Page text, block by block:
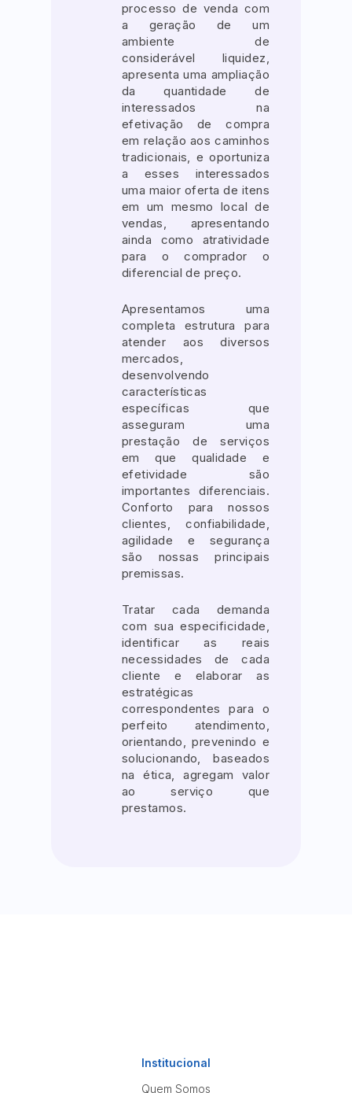
processo de venda com
a geração de um
ambiente de
considerável liquidez,
apresenta uma ampliação
da quantidade de
interessados na
efetivação de compra
em relação aos caminhos
tradicionais, e oportuniza
a esses interessados
uma maior oferta de itens
em um mesmo local de
vendas, apresentando
ainda como atratividade
para o comprador o
diferencial de preço.
Apresentamos uma
completa estrutura para
atender aos diversos
mercados,
desenvolvendo
características
específicas que
asseguram uma
prestação de serviços
em que qualidade e
efetividade são
importantes diferenciais.
Conforto para nossos
clientes, confiabilidade,
agilidade e segurança
são nossas principais
premissas.
Tratar cada demanda
com sua especificidade,
identificar as reais
necessidades de cada
cliente e elaborar as
estratégicas
correspondentes para o
perfeito atendimento,
orientando, prevenindo e
solucionando, baseados
na ética, agregam valor
ao serviço que
prestamos.
Institucional
Quem Somos